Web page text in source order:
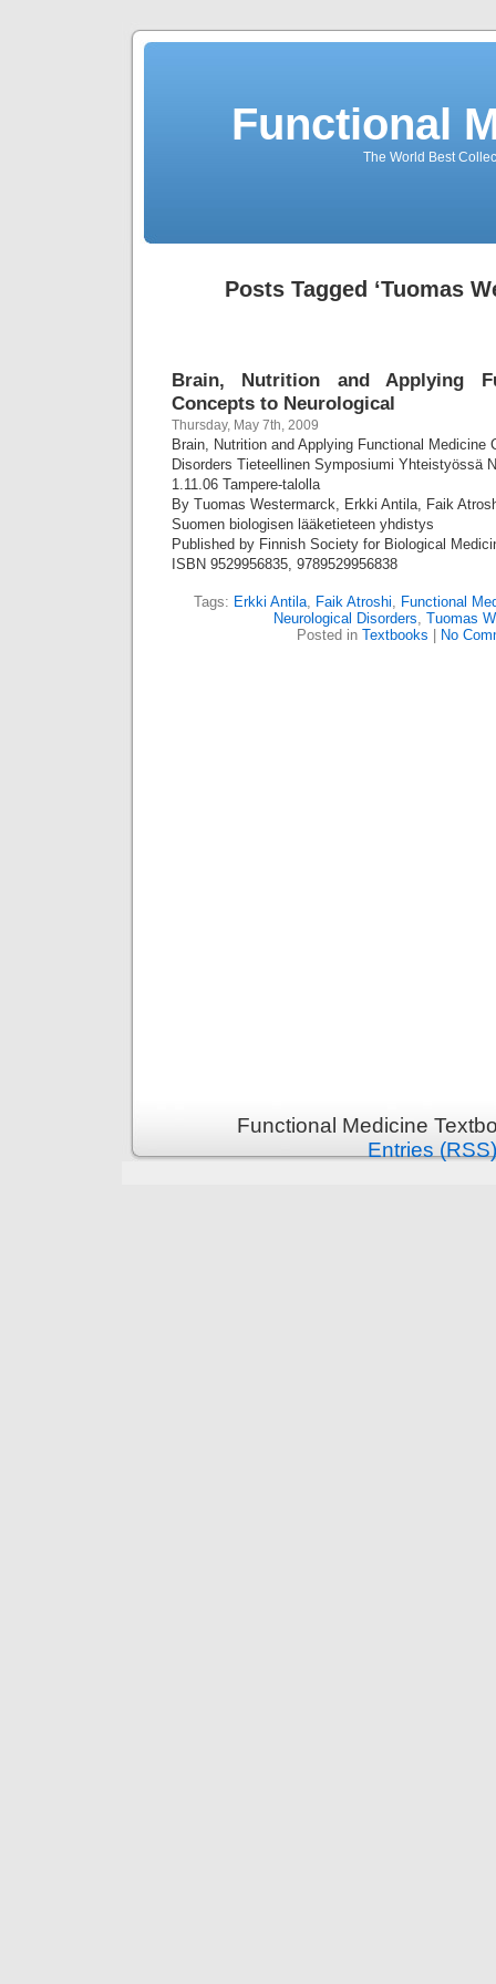
Functional
The World Best
Posts Tagged ‘Tuomas
Brain, Nutrition and Applying
Concepts to Neurological
Thursday, May 7th, 2009
Brain, Nutrition and Applying Functional Medicine
Disorders Tieteellinen Symposiumi Yhteistyössä
1.11.06 Tampere-talolla
By Tuomas Westermarck, Erkki Antila, Faik
Suomen biologisen lääketieteen yhdistys
Published by Finnish Society for Biological
ISBN 9529956835, 9789529956838
Tags: Erkki Antila, Faik Atroshi, Functional
Neurological Disorders, Tuomas
Posted in Textbooks No
Functional Medicine
Entries (RSS)